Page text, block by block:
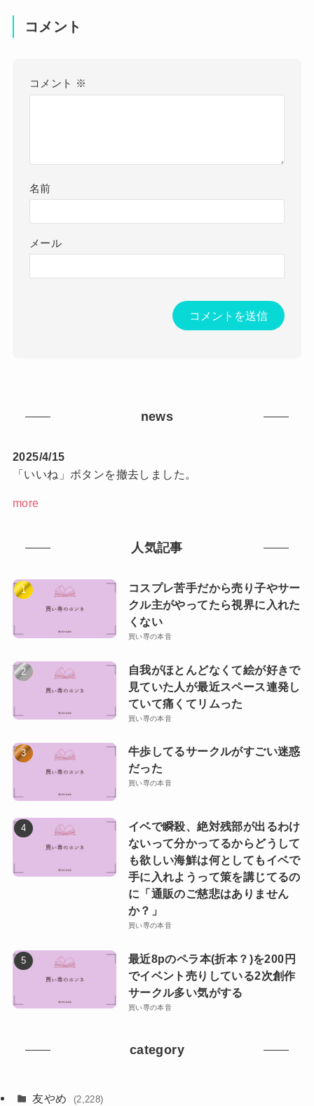
コメント
コメント ※
名前
メール
news
2025/4/15
「いいね」ボタンを撤去しました。
more
人気記事
コスプレ苦手だから売り子やサー
クル主がやってたら視界に入れた
くない
買い専の本音
自我がほとんどなくて絵が好きで
見ていた人が最近スペース連発し
ていて痛くてリムった
買い専の本音
牛歩してるサークルがすごい迷惑
だった
買い専の本音
イベで瞬殺、絶対残部が出るわけ
ないって分かってるからどうして
も欲しい海鮮は何としてもイベで
手に入れようって策を講じてるの
に「通販のご慈悲はありません
か？」
買い専の本音
最近8pのペラ本(折本？)を200円
でイベント売りしている2次創作
サークル多い気がする
買い専の本音
category
友やめ (2,228)